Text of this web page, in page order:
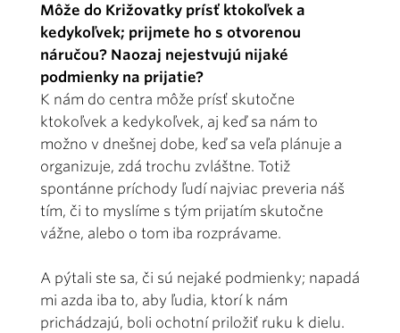
Môže do Križovatky prísť ktokoľvek a
kedykoľvek; prijmete ho s otvorenou
náručou? Naozaj nejestvujú nijaké
podmienky na prijatie?
K nám do centra môže prísť skutočne
ktokoľvek a kedykoľvek, aj keď sa nám to
možno v dnešnej dobe, keď sa veľa plánuje a
organizuje, zdá trochu zvláštne. Totiž
spontánne príchody ľudí najviac preveria náš
tím, či to myslíme s tým prijatím skutočne
vážne, alebo o tom iba rozprávame.
A pýtali ste sa, či sú nejaké podmienky; napadá
mi azda iba to, aby ľudia, ktorí k nám
prichádzajú, boli ochotní priložiť ruku k dielu.